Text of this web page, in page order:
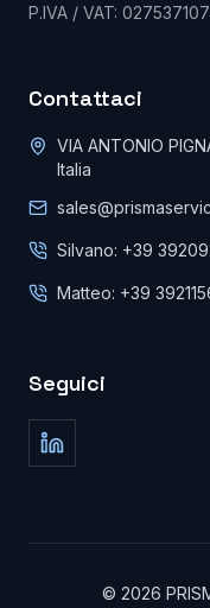
P.IVA / VAT:
Contattaci
VIA ANTONIO
Italia
Silvano: +39
Matteo: +39
Seguici
© 2026